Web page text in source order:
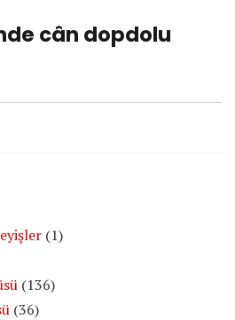
cân dopdolu
(1)
(136)
(36)